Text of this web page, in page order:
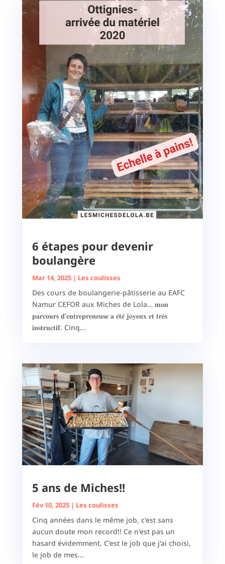
6 étapes pour devenir
boulangère
Mar 14, 2025| Les coulisses
Des cours de boulangerie-pâtisserie au EAFC
Namur CEFOR aux Miches de Lola… 𝐦𝐨𝐧
𝐩𝐚𝐫𝐜𝐨𝐮𝐫𝐬 𝐝’𝐞𝐧𝐭𝐫𝐞𝐩𝐫𝐞𝐧𝐞𝐮𝐬𝐞 𝐚 𝐞́𝐭𝐞́ 𝐣𝐨𝐲𝐞𝐮𝐱 𝐞𝐭 𝐭𝐫𝐞̀𝐬
𝐢𝐧𝐬𝐭𝐫𝐮𝐜𝐭𝐢𝐟. Cinq...
5 ans de Miches!!
Fév 10, 2025| Les coulisses
Cinq années dans le même job, c'est sans
aucun doute mon record!! Ce n'est pas un
hasard évidemment. C'est le job que j'ai choisi,
le job de mes...